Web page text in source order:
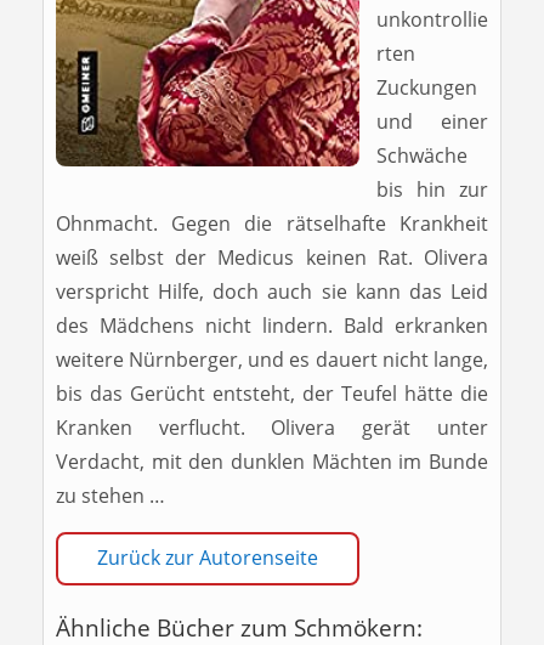
unkontrollie
rten
Zuckungen
und einer
Schwäche
bis hin zur
Ohnmacht. Gegen die rätselhafte Krankheit
weiß selbst der Medicus keinen Rat. Olivera
verspricht Hilfe, doch auch sie kann das Leid
des Mädchens nicht lindern. Bald erkranken
weitere Nürnberger, und es dauert nicht lange,
bis das Gerücht entsteht, der Teufel hätte die
Kranken verflucht. Olivera gerät unter
Verdacht, mit den dunklen Mächten im Bunde
zu stehen …
Zurück zur Autorenseite
Ähnliche Bücher zum Schmökern: